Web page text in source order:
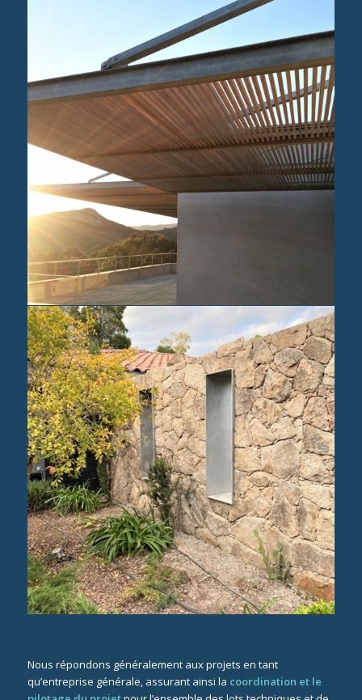
Nous répondons généralement aux projets en tant
qu’entreprise générale, assurant ainsi la coordination et le